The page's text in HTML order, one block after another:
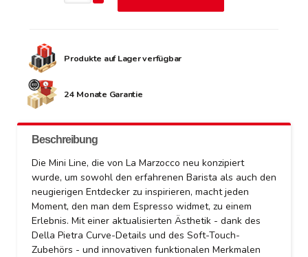
Produkte auf Lager verfügbar
24 Monate Garantie
Beschreibung
Die Mini Line, die von La Marzocco neu konzipiert
wurde, um sowohl den erfahrenen Barista als auch den
neugierigen Entdecker zu inspirieren, macht jeden
Moment, den man dem Espresso widmet, zu einem
Erlebnis. Mit einer aktualisierten Ästhetik - dank des
Della Pietra Curve-Details und des Soft-Touch-
Zubehörs - und innovativen funktionalen Merkmalen